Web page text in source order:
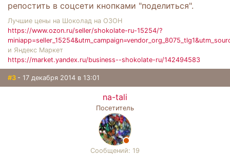
репостить в соцсети кнопками "поделиться".
Лучшие цены на Шоколад на ОЗОН
https://www.ozon.ru/seller/shokolate-ru-15254/?
и Яндекс Маркет
https://market.yandex.ru/business--shokolate-ru/142494583
#3 - 17 декабря 2014 в 13:01
na-tali
Посетитель
Сообщений: 19